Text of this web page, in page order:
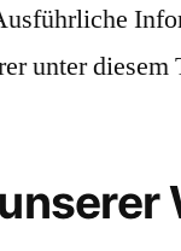
unter diesem